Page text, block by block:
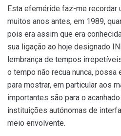
Esta efeméride faz-me recordar
muitos anos antes, em 1989,
pois era assim que era
sua ligação ao hoje designado
lembrança de tempos
o tempo não recua nunca, possa
para mostrar, em particular aos
importantes são para o
instituições autónomas de
meio envolvente.